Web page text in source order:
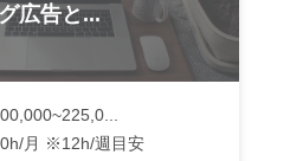
広告と...
月 ※12h/週目安